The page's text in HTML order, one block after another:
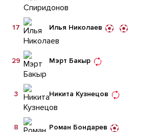
Илья Николаев
17
Мэрт Бакыр
29
Никита Кузнецов
3
Роман Бондарев
8